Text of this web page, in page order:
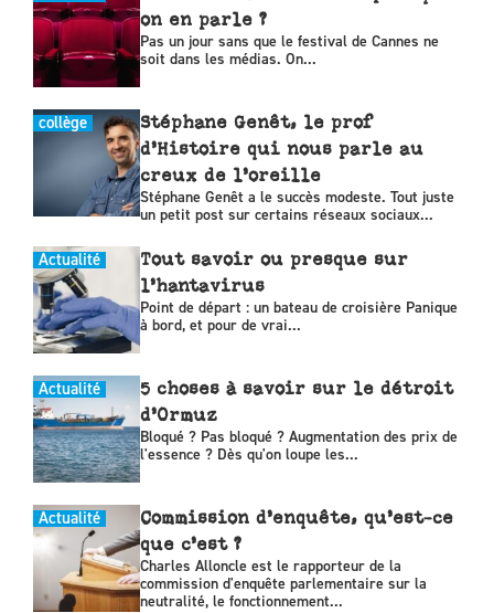
on en parle ?
Pas un jour sans que le festival de Cannes ne
soit dans les médias. On...
collège
Stéphane Genêt, le prof
d’Histoire qui nous parle au
creux de l’oreille
Stéphane Genêt a le succès modeste. Tout juste
un petit post sur certains réseaux sociaux...
Actualité
Tout savoir ou presque sur
l’hantavirus
Point de départ : un bateau de croisière Panique
à bord, et pour de vrai...
Actualité
5 choses à savoir sur le détroit
d’Ormuz
Bloqué ? Pas bloqué ? Augmentation des prix de
l'essence ? Dès qu'on loupe les...
Actualité
Commission d’enquête, qu’est-ce
que c’est ?
Charles Alloncle est le rapporteur de la
commission d'enquête parlementaire sur la
neutralité, le fonctionnement...